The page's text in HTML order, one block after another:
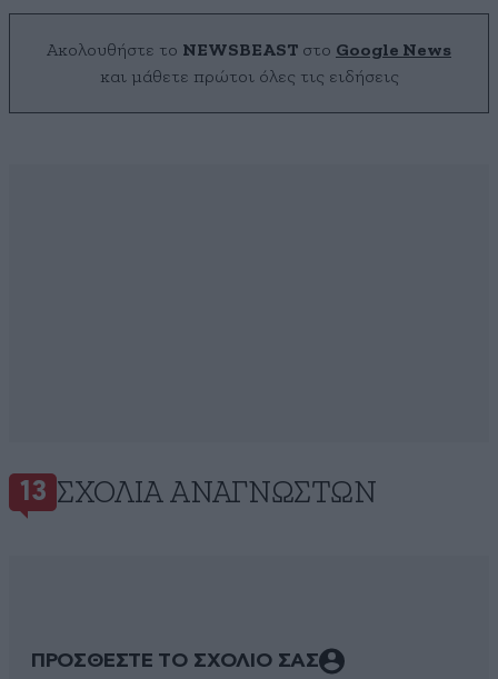
Ακολουθήστε το NEWSBEAST στο Google News
και μάθετε πρώτοι όλες τις ειδήσεις
13 ΣΧΌΛΙΑ ΑΝΑΓΝΩΣΤΏΝ
ΠΡΟΣΘΕΣΤΕ ΤΟ ΣΧΟΛΙΟ ΣΑΣ